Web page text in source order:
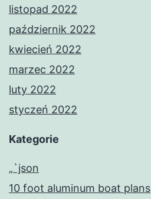
listopad 2022
październik 2022
kwiecień 2022
marzec 2022
luty 2022
styczeń 2022
Kategorie
„`json
10 foot aluminum boat plans